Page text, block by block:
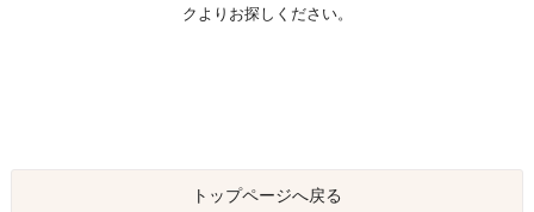
クよりお探しください。
トップページへ戻る